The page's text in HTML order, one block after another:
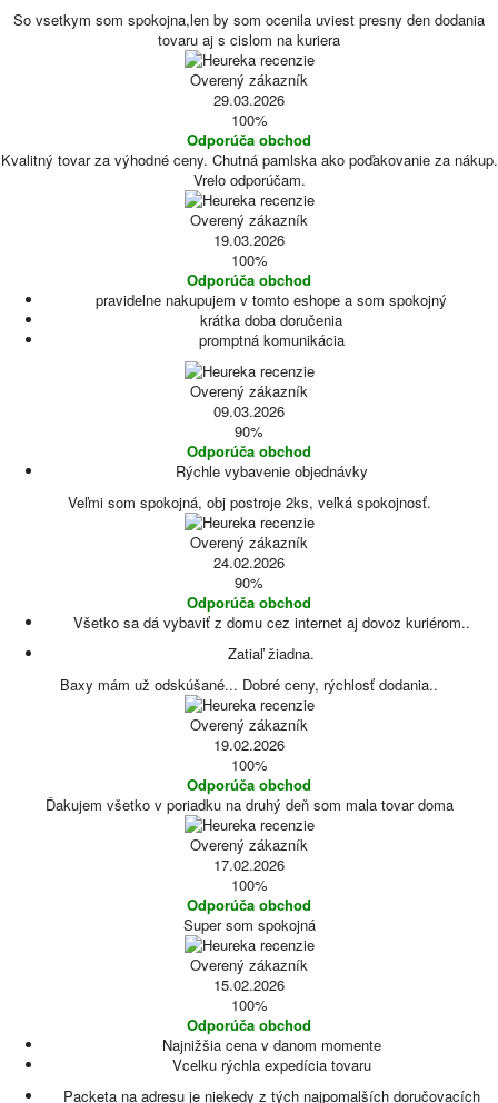
So vsetkym som spokojna,len by som ocenila uviest presny den dodania
tovaru aj s cislom na kuriera
Overený zákazník
29.03.2026
100%
Odporúča obchod
Kvalitný tovar za výhodné ceny. Chutná pamlska ako poďakovanie za nákup.
Vrelo odporúčam.
Overený zákazník
19.03.2026
100%
Odporúča obchod
pravidelne nakupujem v tomto eshope a som spokojný
krátka doba doručenia
promptná komunikácia
Overený zákazník
09.03.2026
90%
Odporúča obchod
Rýchle vybavenie objednávky
Veľmi som spokojná, obj postroje 2ks, veľká spokojnosť.
Overený zákazník
24.02.2026
90%
Odporúča obchod
Všetko sa dá vybaviť z domu cez internet aj dovoz kuriérom..
Zatiaľ žiadna.
Baxy mám už odskúšané... Dobré ceny, rýchlosť dodania..
Overený zákazník
19.02.2026
100%
Odporúča obchod
Ďakujem všetko v poriadku na druhý deň som mala tovar doma
Overený zákazník
17.02.2026
100%
Odporúča obchod
Super som spokojná
Overený zákazník
15.02.2026
100%
Odporúča obchod
Najnižšia cena v danom momente
Vcelku rýchla expedícia tovaru
Packeta na adresu je niekedy z tých najpomalších doručovacích